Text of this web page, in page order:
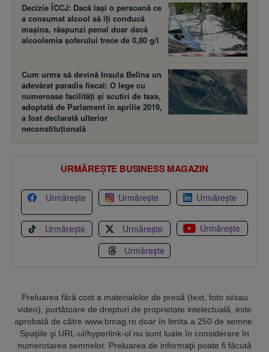
Decizie ÎCCJ: Dacă laşi o persoană ce
a consumat alcool să îţi conducă
maşina, răspunzi penal doar dacă
alcoolemia şoferului trece de 0,80 g/l
Cum urma să devină Insula Belina un
adevărat paradis fiscal: O lege cu
numeroase facilităţi şi scutiri de taxe,
adoptată de Parlament în aprilie 2019,
a fost declarată ulterior
neconstituţională
URMĂREȘTE BUSINESS MAGAZIN
Urmărește Urmărește Urmărește
Urmărește Urmărește
Urmărește
Urmărește
Preluarea fără cost a materialelor de presă (text, foto si/sau
video), purtătoare de drepturi de proprietate intelectuală, este
aprobată de către www.bmag.ro doar în limita a 250 de semne.
Spaţiile şi URL-ul/hyperlink-ul nu sunt luate în considerare în
numerotarea semnelor. Preluarea de informaţii poate fi făcută